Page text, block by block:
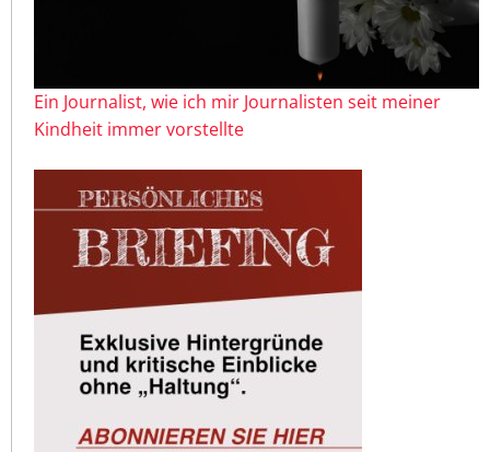
Ein Journalist, wie ich mir Journalisten seit meiner
Kindheit immer vorstellte